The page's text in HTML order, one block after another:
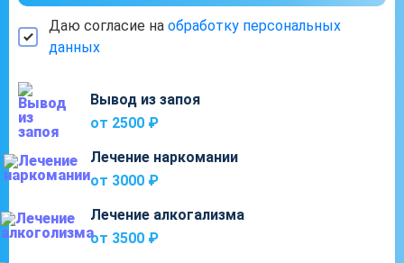
Даю согласие на обработку персональных
данных
Вывод из запоя
от 2500 ₽
Лечение наркомании
от 3000 ₽
Лечение алкогализма
от 3500 ₽